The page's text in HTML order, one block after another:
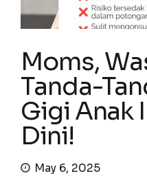
Moms,
Tanda-
Gigi Anak
Dini!
May 6, 2025